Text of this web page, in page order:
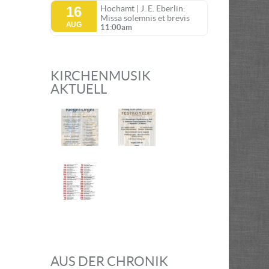
16
AUG
Hochamt | J. E. Eberlin:
Missa solemnis et brevis
11:00am
KIRCHENMUSIK
AKTUELL
AUS DER CHRONIK